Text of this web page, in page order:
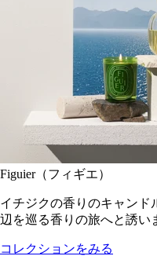
Figuier（フィギエ）
イチジクの香りのキャンド
辺を巡る香りの旅へと誘い
コレクションをみる